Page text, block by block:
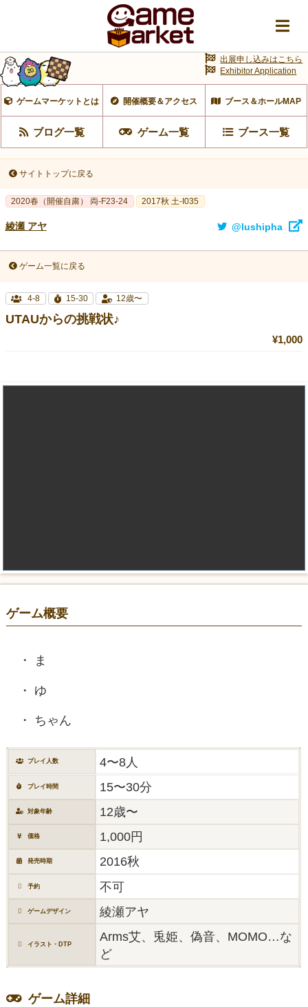
ゲームマーケットとは 開催概要＆アクセス ブース＆ホールMAP
ブログ一覧 ゲーム一覧 ブース一覧
出展申し込みはこちら
Exhibitor Application
サイトトップに戻る
2020春（開催自粛） 両-F23-24 2017秋 土-I035
綾瀬 アヤ @lushipha
ゲーム一覧に戻る
4-8 15-30 12歳〜
UTAUからの挑戦状♪
¥1,000
ゲーム概要
ま
ゆ
ちゃん
プレイ人数 4〜8人
プレイ時間 15〜30分
対象年齢 12歳〜
価格 1,000円
発売時期 2016秋
予約 不可
ゲームデザイン 綾瀬アヤ
イラスト・DTP
Arms艾、兎姫、偽音、MOMO…な
ど
ゲーム詳細